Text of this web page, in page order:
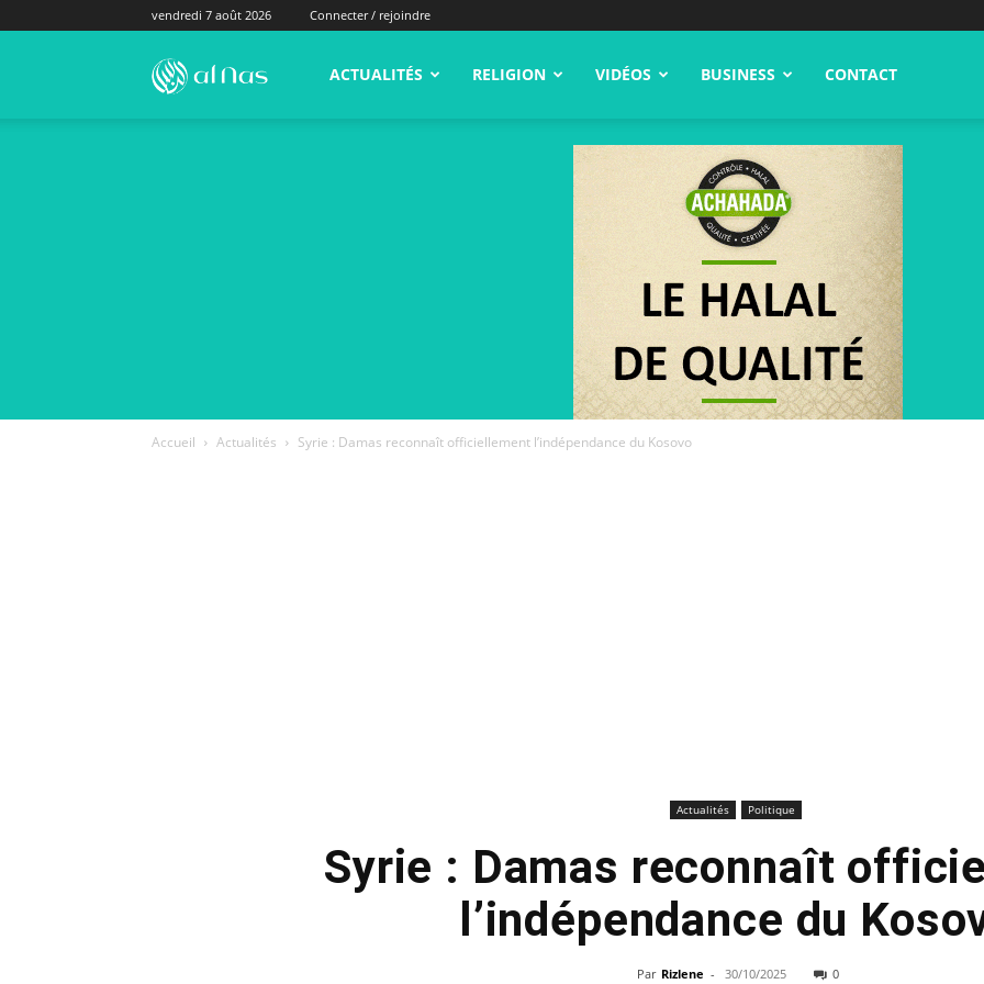
vendredi 7 août 2026 Connecter / rejoindre
alNas.fr ACTUALITÉS RELIGION VIDÉOS BUSINESS CONTACT
Accueil Actualités Syrie : Damas reconnaît officiellement l’indépendance du Kosovo
Actualités Politique
Syrie : Damas reconnaît
l’indépendance du
Par Rizlene - 30/10/2025 0